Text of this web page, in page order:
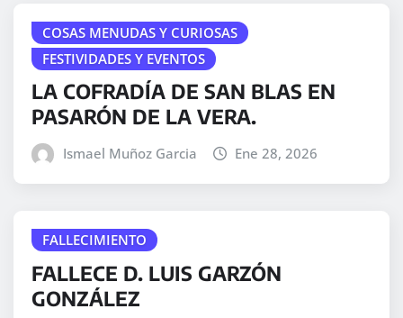
COSAS MENUDAS Y CURIOSAS
FESTIVIDADES Y EVENTOS
LA COFRADÍA DE SAN BLAS EN
PASARÓN DE LA VERA.
Ismael Muñoz Garcia Ene 28, 2026
FALLECIMIENTO
FALLECE D. LUIS GARZÓN
GONZÁLEZ